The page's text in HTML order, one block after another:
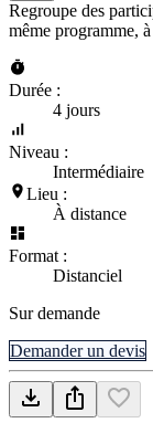
Regroupe des
même programme,
Durée :
4 jours
Niveau :
Intermédiaire
Lieu :
À distance
Format :
Distanciel
Sur demande
Demander un devis